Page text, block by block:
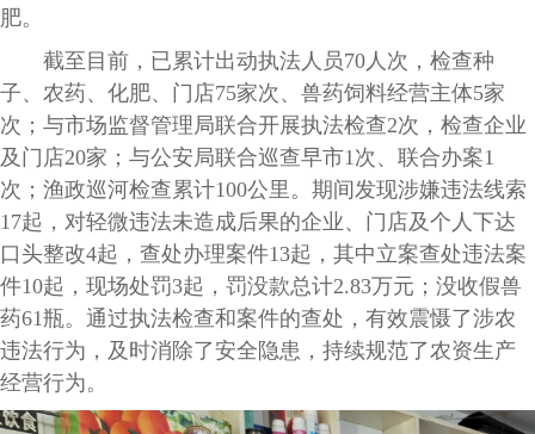
肥。
截至目前，已累计出动执法人员70人次，检查种
子、农药、化肥、门店75家次、兽药饲料经营主体5家
次；与市场监督管理局联合开展执法检查2次，检查企业
及门店20家；与公安局联合巡查早市1次、联合办案1
次；渔政巡河检查累计100公里。期间发现涉嫌违法线索
17起，对轻微违法未造成后果的企业、门店及个人下达
口头整改4起，查处办理案件13起，其中立案查处违法案
件10起，现场处罚3起，罚没款总计2.83万元；没收假兽
药61瓶。通过执法检查和案件的查处，有效震慑了涉农
违法行为，及时消除了安全隐患，持续规范了农资生产
经营行为。